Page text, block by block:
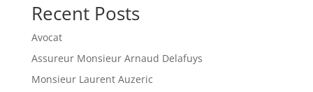
Recent Posts
Avocat
Assureur Monsieur Arnaud Delafuys
Monsieur Laurent Auzeric